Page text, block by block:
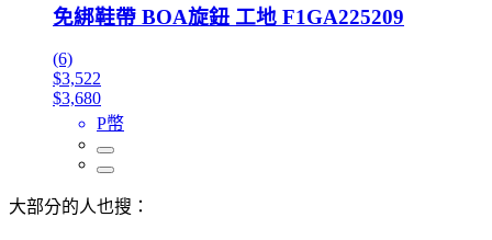
免綁鞋帶 BOA旋鈕 工地 F1GA225209
(6)
$3,522
$3,680
P幣
大部分的人也搜：